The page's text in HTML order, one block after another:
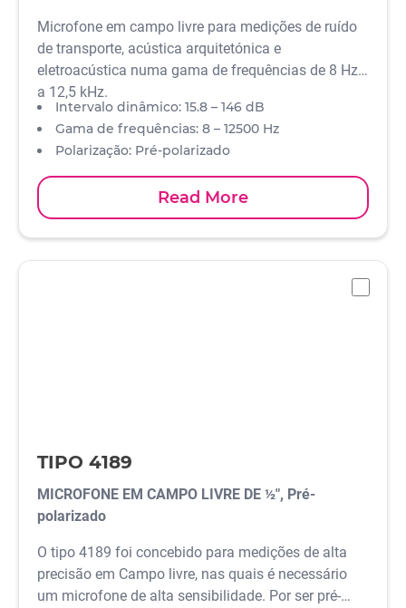
Microfone em campo livre para medições de ruído
de transporte, acústica arquitetónica e
eletroacústica numa gama de frequências de 8 Hz
a 12,5 kHz.
Intervalo dinâmico: 15.8 – 146 dB
Gama de frequências: 8 – 12500 Hz
Polarização: Pré-polarizado
Sensibilidade: 31,6 mV/Pa
Normas: IEC 61672 Classe 1 e ANSI S 1.4 Tipo 1
Read More
TIPO 4189
MICROFONE EM CAMPO LIVRE DE ½", Pré-
polarizado
O tipo 4189 foi concebido para medições de alta
precisão em Campo livre, nas quais é necessário
um microfone de alta sensibilidade. Por ser pré-